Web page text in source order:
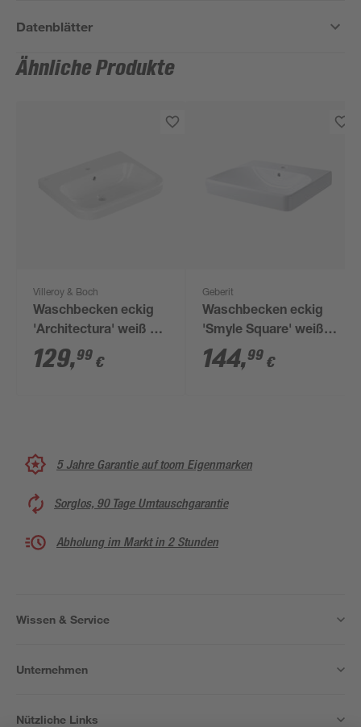
Datenblätter
Ähnliche Produkte
Villeroy & Boch
Waschbecken eckig
'Architectura' weiß 60
x 62,2 x 48,8 cm
129,99 €
Geberit
Waschbecken eckig
'Smyle Square' weiß
60 x 16,5 x 48 cm
144,99 €
5 Jahre Garantie auf toom Eigenmarken
Sorglos, 90 Tage Umtauschgarantie
Abholung im Markt in 2 Stunden
Wissen & Service
Unternehmen
Nützliche Links